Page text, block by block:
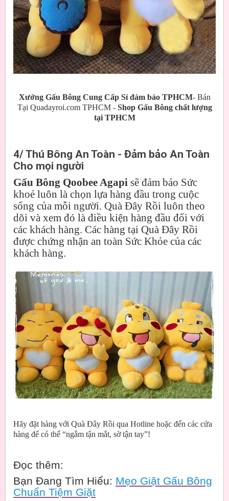
Xưởng Gấu Bông Cung Cấp Sỉ đảm bảo TPHCM- Bán
Tại Quadayroi.com TPHCM - Shop Gấu Bông chất lượng
tại TPHCM
4/ Thú Bông An Toàn - Đảm bảo An Toàn
Cho mọi người
Gấu Bông Qoobee Agapi sẽ đảm bảo Sức
khoẻ luôn là chọn lựa hàng đầu trong cuộc
sống của mỗi người. Quà Đây Rồi luôn theo
dõi và xem đó là điều kiện hàng đầu đối với
các khách hàng. Các hàng tại Quà Đây Rồi
được chứng nhận an toàn Sức Khỏe của các
khách hàng.
Hãy đặt hàng với Quà Đây Rồi qua Hotline hoặc đến các cửa
hàng để có thể “ngắm tận mắt, sờ tận tay”!
Đọc thêm:
Bạn Đang Tìm Hiểu: Mẹo Giặt Gấu Bông
Chuẩn Tiệm Giặt